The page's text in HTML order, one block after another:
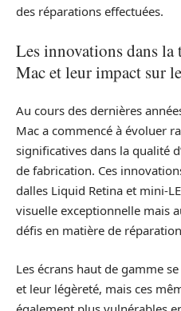
des réparations effectuées.
Les innovations dans la
Mac et leur impact sur
Au cours des dernières
Mac a commencé à évoluer
significatives dans la qualité
de fabrication. Ces
dalles Liquid Retina et mini-
visuelle exceptionnelle mais
défis en matière de
Les écrans haut de gamme
et leur légèreté, mais ces